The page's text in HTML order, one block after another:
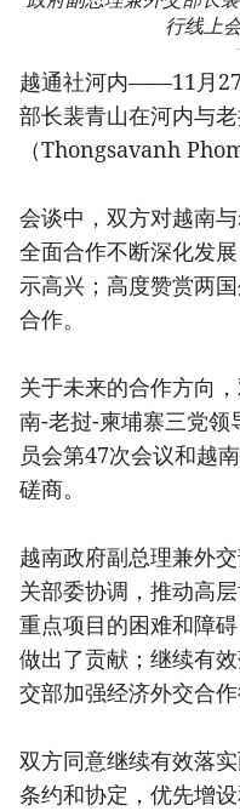
行线上
越通社河内——11月
部长裴青山在河内与
（Thongsavanh
会谈中，双方对越南
全面合作不断深化发
示高兴；高度赞赏两
合作。
关于未来的合作方向
南-老挝-柬埔寨三党
员会第47次会议和越
磋商。
越南政府副总理兼外
关部委协调，推动高
重点项目的困难和障
做出了贡献；继续有
交部加强经济外交合作
双方同意继续有效落
条约和协定，优先增